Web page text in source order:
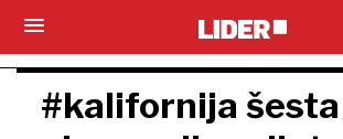
#kalifornija šesta